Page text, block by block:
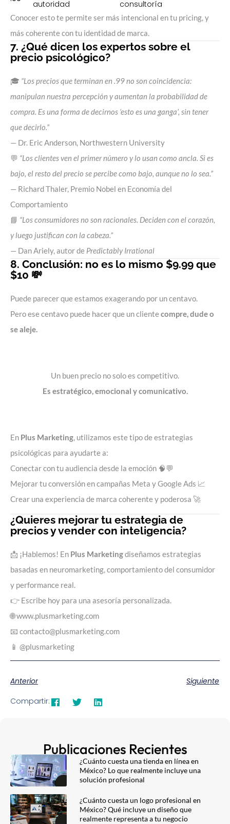
autoridad consultoría
Conocer esto te permite ser más intencional en tu pricing, y
más coherente con tu identidad de marca.
7. ¿Qué dicen los expertos sobre el
precio psicológico?
🎓 “Los precios que terminan en .99 no son coincidencia:
manipulan nuestra percepción y aumentan la probabilidad de
compra. Es una forma de decirnos ‘esto es una ganga’, sin tener
que decirlo.”
— Dr. Eric Anderson, Northwestern University
💬 “Los clientes ven el primer número y lo usan como ancla. Si es
bajo, el resto del precio se percibe como bajo, aunque no lo sea.”
— Richard Thaler, Premio Nobel en Economía del
Comportamiento
📘 “Los consumidores no son racionales. Deciden con el corazón,
y luego justifican con la cabeza.”
— Dan Ariely, autor de Predictably Irrational
8. Conclusión: no es lo mismo $9.99 que
$10 💸
Puede parecer que estamos exagerando por un centavo.
Pero ese centavo puede hacer que un clientecompre, dude o
se aleje.
Un buen precio no solo es competitivo.
Es estratégico, emocional y comunicativo.
En Plus Marketing, utilizamos este tipo de estrategias
psicológicas para ayudarte a:
Conectar con tu audiencia desde la emoción 🧠💬
Mejorar tu conversión en campañas Meta y Google Ads 📈
Crear una experiencia de marca coherente y poderosa 🚀
¿Quieres mejorar tu estrategia de
precios y vender con inteligencia?
📩 ¡Hablemos! En Plus Marketingdiseñamos estrategias
basadas en neuromarketing, comportamiento del consumidor
y performance real.
👉 Escribe hoy para una asesoría personalizada.
🌐www.plusmarketing.com
📧 contacto@plusmarketing.com
📱 @plusmarketing
Anterior
Siguiente
Compartir:
Publicaciones Recientes
¿Cuánto cuesta una tienda en línea en
México? Lo que realmente incluye una
solución profesional
¿Cuánto cuesta un logo profesional en
México? Qué incluye un diseño que
realmente representa a tu negocio